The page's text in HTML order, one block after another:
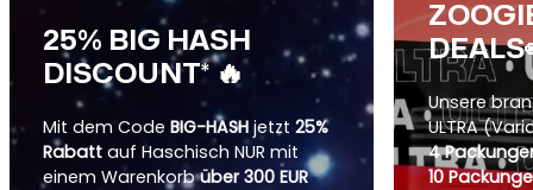
25% BIG HASH
DISCOUNT* 🔥
Mit dem CodeBIG-HASHjetzt25%
Rabatt auf Haschisch NUR mit
einem Warenkorbüber 300 EUR
Unsere
ULTRA
4
10